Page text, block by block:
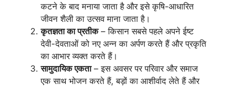
कटने के बाद मनाया जाता है और इसे कृषि-आधारित
जीवन शैली का उत्सव माना जाता है।
कृतज्ञता का प्रतीक– किसान सबसे पहले अपने ईष्ट
देवी-देवताओं को नए अन्न का अर्पण करते हैं और प्रकृति
का आभार व्यक्त करते हैं।
सामुदायिक एकता– इस अवसर पर परिवार और समाज
एक साथ भोजन करते हैं, बड़ों का आशीर्वाद लेते हैं और